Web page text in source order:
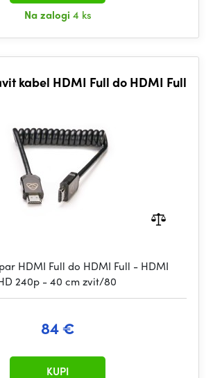
Na zalogi 4 ks
kabel HDMI Full do HDMI Full
HDMI Full do HDMI Full - HDMI
240p - 40 cm zvit/80
84 €
KUPI